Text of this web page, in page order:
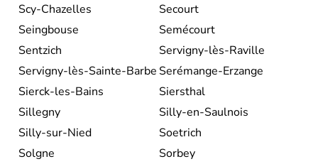
Scy-Chazelles
Secourt
Seingbouse
Semécourt
Sentzich
Servigny-lès-Raville
Servigny-lès-Sainte-Barbe Serémange-Erzange
Sierck-les-Bains
Siersthal
Sillegny
Silly-en-Saulnois
Silly-sur-Nied
Soetrich
Solgne
Sorbey